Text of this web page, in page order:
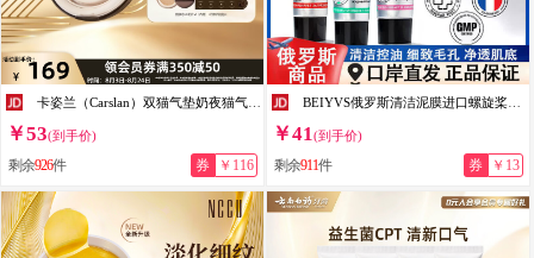
￥53(到手价)
剩余926件 券 ￥116
￥41(到手价)
剩余911件 券 ￥13